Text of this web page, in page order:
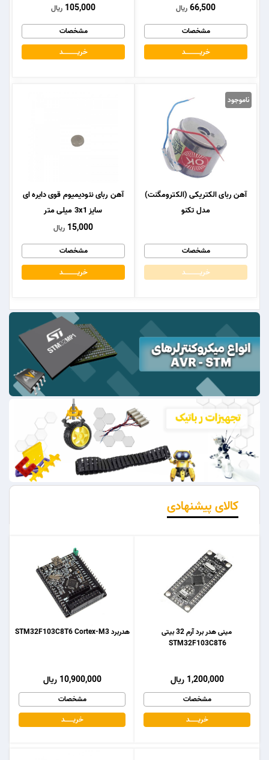
66,500 ریال
مشخصات
خریــــــــــــد
105,000 ریال
مشخصات
خریــــــــــــد
ناموجود
آهن ربای الکتریکی (الکترومگنت)
مدل تکنو
مشخصات
خریــــــــــــد
آهن ربای نئودیمیوم قوی دایره ای
سایز 3x1 میلی متر
15,000 ریال
مشخصات
خریــــــــــــد
کالای پیشنهادی
هدربرد STM32F103C8T6 Cortex-M3
10,900,000 ریال
مشخصات
خریـــــــد
مینی هدر برد آرم 32 بیتی
STM32F103C8T6
1,200,000 ریال
مشخصات
خریـــــــد